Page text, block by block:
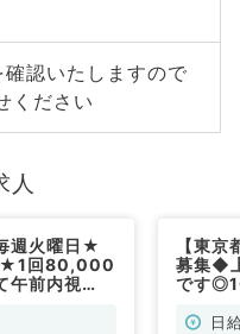
認いたしますので
ください
人
週火曜日★
★1回80,000
午前内視
非常勤)
【東
募集◆
です
先生日